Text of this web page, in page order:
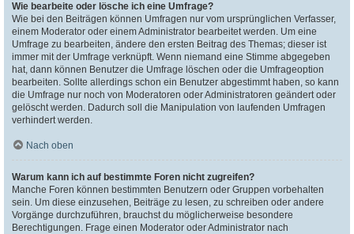
Wie bearbeite oder lösche ich eine Umfrage?
Wie bei den Beiträgen können Umfragen nur vom ursprünglichen Verfasser,
einem Moderator oder einem Administrator bearbeitet werden. Um eine
Umfrage zu bearbeiten, ändere den ersten Beitrag des Themas; dieser ist
immer mit der Umfrage verknüpft. Wenn niemand eine Stimme abgegeben
hat, dann können Benutzer die Umfrage löschen oder die Umfrageoption
bearbeiten. Sollte allerdings schon ein Benutzer abgestimmt haben, so kann
die Umfrage nur noch von Moderatoren oder Administratoren geändert oder
gelöscht werden. Dadurch soll die Manipulation von laufenden Umfragen
verhindert werden.
Nach oben
Warum kann ich auf bestimmte Foren nicht zugreifen?
Manche Foren können bestimmten Benutzern oder Gruppen vorbehalten
sein. Um diese einzusehen, Beiträge zu lesen, zu schreiben oder andere
Vorgänge durchzuführen, brauchst du möglicherweise besondere
Berechtigungen. Frage einen Moderator oder Administrator nach